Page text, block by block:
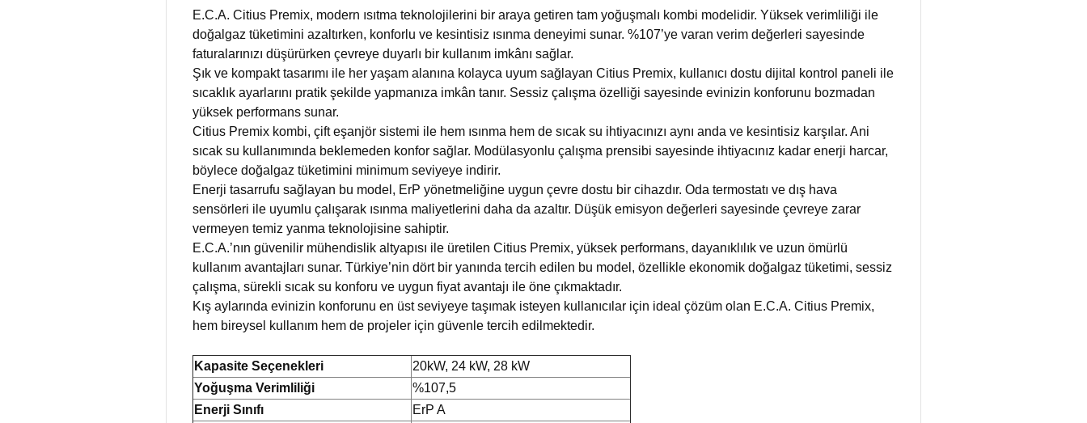
E.C.A. Citius Premix, modern ısıtma teknolojilerini bir araya getiren tam yoğuşmalı kombi modelidir. Yüksek verimliliği ile
doğalgaz tüketimini azaltırken, konforlu ve kesintisiz ısınma deneyimi sunar. %107’ye varan verim değerleri sayesinde
faturalarınızı düşürürken çevreye duyarlı bir kullanım imkânı sağlar.
Şık ve kompakt tasarımı ile her yaşam alanına kolayca uyum sağlayan Citius Premix, kullanıcı dostu dijital kontrol paneli ile
sıcaklık ayarlarını pratik şekilde yapmanıza imkân tanır. Sessiz çalışma özelliği sayesinde evinizin konforunu bozmadan
yüksek performans sunar.
Citius Premix kombi, çift eşanjör sistemi ile hem ısınma hem de sıcak su ihtiyacınızı aynı anda ve kesintisiz karşılar. Ani
sıcak su kullanımında beklemeden konfor sağlar. Modülasyonlu çalışma prensibi sayesinde ihtiyacınız kadar enerji harcar,
böylece doğalgaz tüketimini minimum seviyeye indirir.
Enerji tasarrufu sağlayan bu model, ErP yönetmeliğine uygun çevre dostu bir cihazdır. Oda termostatı ve dış hava
sensörleri ile uyumlu çalışarak ısınma maliyetlerini daha da azaltır. Düşük emisyon değerleri sayesinde çevreye zarar
vermeyen temiz yanma teknolojisine sahiptir.
E.C.A.’nın güvenilir mühendislik altyapısı ile üretilen Citius Premix, yüksek performans, dayanıklılık ve uzun ömürlü
kullanım avantajları sunar. Türkiye’nin dört bir yanında tercih edilen bu model, özellikle ekonomik doğalgaz tüketimi, sessiz
çalışma, sürekli sıcak su konforu ve uygun fiyat avantajı ile öne çıkmaktadır.
Kış aylarında evinizin konforunu en üst seviyeye taşımak isteyen kullanıcılar için ideal çözüm olan E.C.A. Citius Premix,
hem bireysel kullanım hem de projeler için güvenle tercih edilmektedir.
Kapasite Seçenekleri
20kW, 24 kW, 28 kW
Yoğuşma Verimliliği
%107,5
Enerji Sınıfı
ErP A